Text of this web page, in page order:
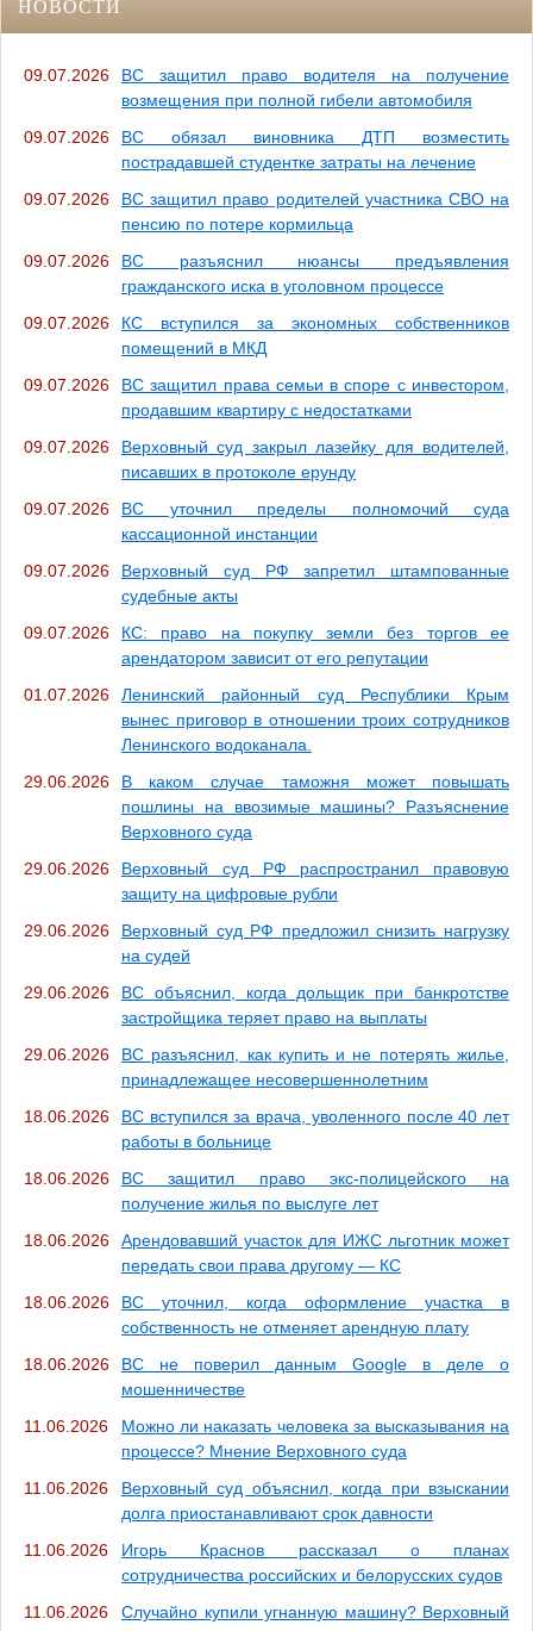
НОВОСТИ
09.07.2026
ВС защитил право водителя на получение
возмещения при полной гибели автомобиля
09.07.2026
ВС обязал виновника ДТП возместить
пострадавшей студентке затраты на лечение
09.07.2026
ВС защитил право родителей участника СВО на
пенсию по потере кормильца
09.07.2026
ВС разъяснил нюансы предъявления
гражданского иска в уголовном процессе
09.07.2026
КС вступился за экономных собственников
помещений в МКД
09.07.2026
ВС защитил права семьи в споре с инвестором,
продавшим квартиру с недостатками
09.07.2026
Верховный суд закрыл лазейку для водителей,
писавших в протоколе ерунду
09.07.2026
ВС уточнил пределы полномочий суда
кассационной инстанции
09.07.2026
Верховный суд РФ запретил штампованные
судебные акты
09.07.2026
КС: право на покупку земли без торгов ее
арендатором зависит от его репутации
01.07.2026
Ленинский районный суд Республики Крым
вынес приговор в отношении троих сотрудников
Ленинского водоканала.
29.06.2026
В каком случае таможня может повышать
пошлины на ввозимые машины? Разъяснение
Верховного суда
29.06.2026
Верховный суд РФ распространил правовую
защиту на цифровые рубли
29.06.2026
Верховный суд РФ предложил снизить нагрузку
на судей
29.06.2026
ВС объяснил, когда дольщик при банкротстве
застройщика теряет право на выплаты
29.06.2026
ВС разъяснил, как купить и не потерять жилье,
принадлежащее несовершеннолетним
18.06.2026
ВС вступился за врача, уволенного после 40 лет
работы в больнице
18.06.2026
ВС защитил право экс-полицейского на
получение жилья по выслуге лет
18.06.2026
Арендовавший участок для ИЖС льготник может
передать свои права другому — КС
18.06.2026
ВС уточнил, когда оформление участка в
собственность не отменяет арендную плату
18.06.2026
ВС не поверил данным Google в деле о
мошенничестве
11.06.2026
Можно ли наказать человека за высказывания на
процессе? Мнение Верховного суда
11.06.2026
Верховный суд объяснил, когда при взыскании
долга приостанавливают срок давности
11.06.2026
Игорь Краснов рассказал о планах
сотрудничества российских и белорусских судов
11.06.2026
Случайно купили угнанную машину? Верховный